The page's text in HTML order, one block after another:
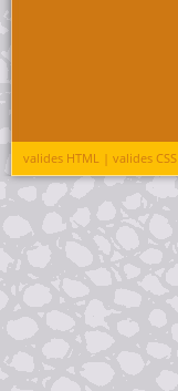
valides HTML | valides CSS